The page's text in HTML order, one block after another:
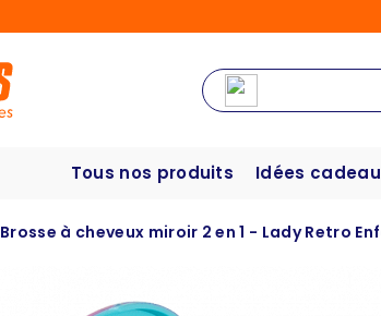
Tous nos produits Idées
Brosse à cheveux miroir 2 en 1 - Lady Retro